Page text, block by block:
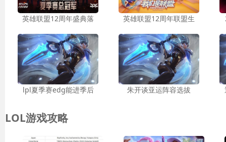
英雄联盟12周年盛典落 英雄联盟12周年联盟生
lpl夏季赛edg能进季后 朱开谈亚运阵容选拔
LOL游戏攻略